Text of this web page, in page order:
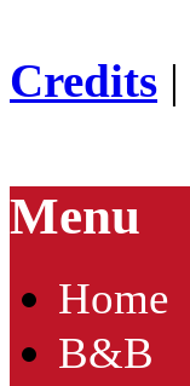
Credits |
Menu
Home
B&B